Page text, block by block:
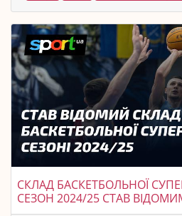
СКЛАД БАСКЕТБОЛЬНОЇ
СЕЗОН 2024/25 СТАВ